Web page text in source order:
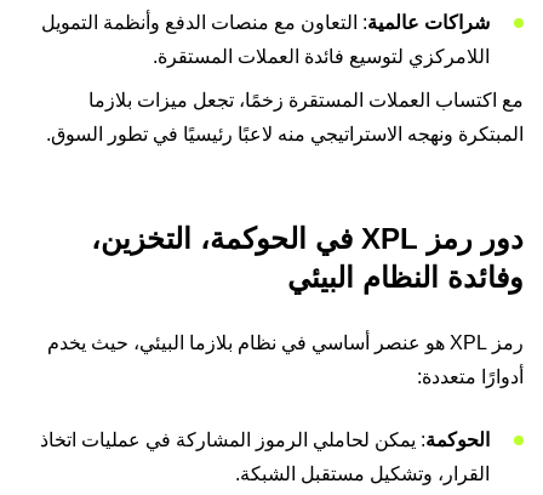
شراكات عالمية: التعاون مع منصات الدفع وأنظمة التمويل
اللامركزي لتوسيع فائدة العملات المستقرة.
مع اكتساب العملات المستقرة زخمًا، تجعل ميزات بلازما
المبتكرة ونهجه الاستراتيجي منه لاعبًا رئيسيًا في تطور السوق.
دور رمز XPL في الحوكمة، التخزين،
وفائدة النظام البيئي
رمز XPL هو عنصر أساسي في نظام بلازما البيئي، حيث يخدم
أدوارًا متعددة:
الحوكمة: يمكن لحاملي الرموز المشاركة في عمليات اتخاذ
القرار، وتشكيل مستقبل الشبكة.